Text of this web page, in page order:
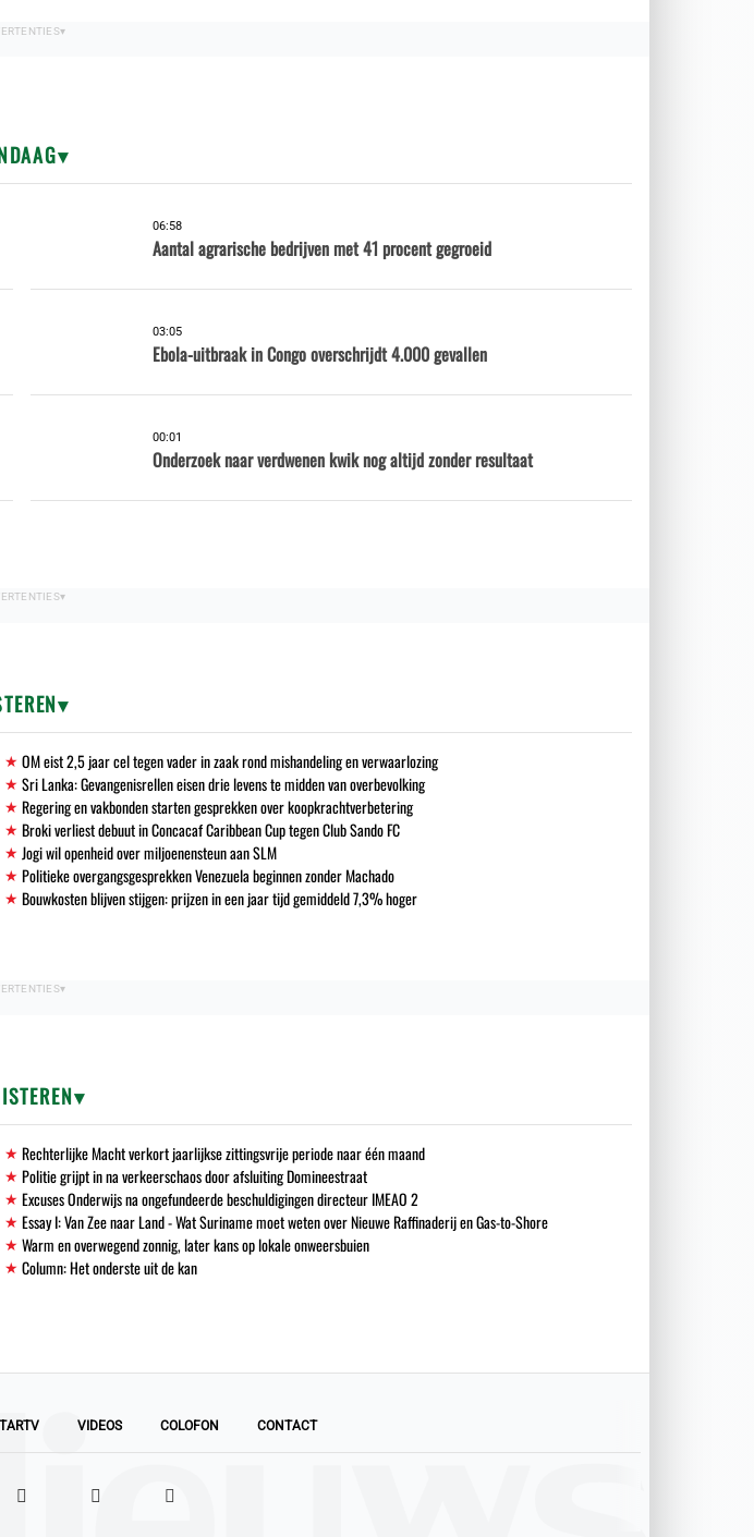
06:58
Aantal agrarische bedrijven met 41 procent gegroeid
03:05
Ebola-uitbraak in Congo overschrijdt 4.000 gevallen
00:01
Onderzoek naar verdwenen kwik nog altijd zonder resultaat
OM eist 2,5 jaar cel tegen vader in zaak rond mishandeling en verwaarlozing
Sri Lanka: Gevangenisrellen eisen drie levens te midden van overbevolking
Regering en vakbonden starten gesprekken over koopkrachtverbetering
Broki verliest debuut in Concacaf Caribbean Cup tegen Club Sando FC
Jogi wil openheid over miljoenensteun aan SLM
Politieke overgangsgesprekken Venezuela beginnen zonder Machado
Bouwkosten blijven stijgen: prijzen in een jaar tijd gemiddeld 7,3% hoger
Rechterlijke Macht verkort jaarlijkse zittingsvrije periode naar één maand
Politie grijpt in na verkeerschaos door afsluiting Domineestraat
Excuses Onderwijs na ongefundeerde beschuldigingen directeur IMEAO 2
Essay I: Van Zee naar Land - Wat Suriname moet weten over Nieuwe Raffinaderij en Gas-to-Shore
Warm en overwegend zonnig, later kans op lokale onweersbuien
Column: Het onderste uit de kan
VIDEOS COLOFON CONTACT